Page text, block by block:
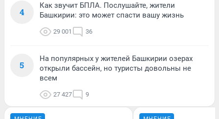
4
Как звучит БПЛА. Послушайте, жители
Башкирии: это может спасти вашу жизнь
29 001 36
5
На популярных у жителей Башкирии озерах
открыли бассейн, но туристы довольны не
всем
27 427 9